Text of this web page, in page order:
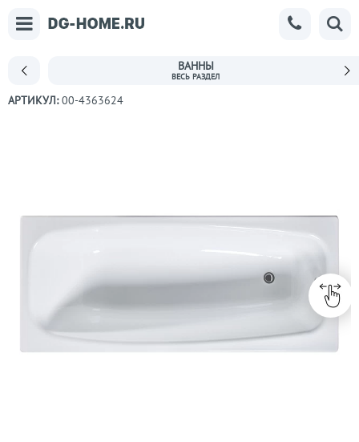
ВАННЫ
АРТИКУЛ:00-4363624